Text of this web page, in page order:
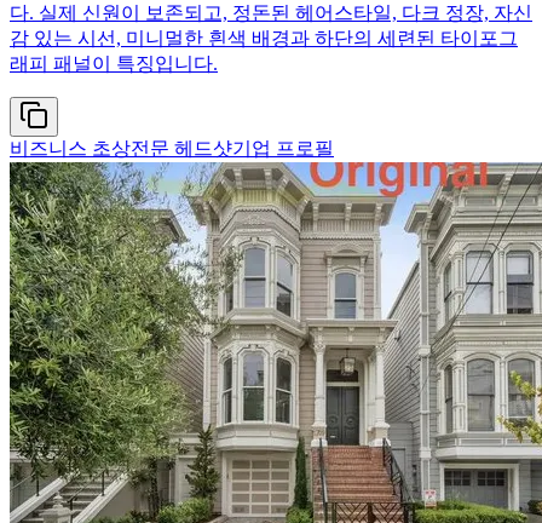
다. 실제 신원이 보존되고, 정돈된 헤어스타일, 다크 정장, 자신
감 있는 시선, 미니멀한 흰색 배경과 하단의 세련된 타이포그
래피 패널이 특징입니다.
비즈니스 초상전문 헤드샷기업 프로필